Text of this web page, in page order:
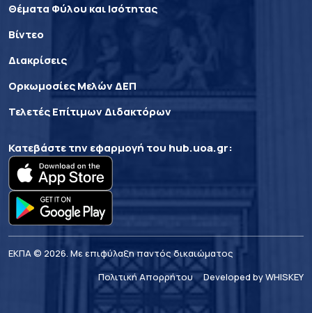
Θέματα Φύλου και Ισότητας
Βίντεο
Διακρίσεις
Ορκωμοσίες Μελών ΔΕΠ
Τελετές Επίτιμων Διδακτόρων
Κατεβάστε την εφαρμογή του hub.uoa.gr:
ΕΚΠΑ © 2026. Με επιφύλαξη παντός δικαιώματος
Πολιτική Απορρήτου
Developed by WHISKEY